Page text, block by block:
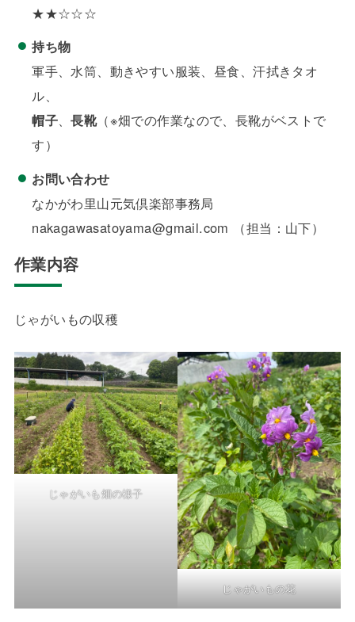
★★☆☆☆
持ち物
軍手、水筒、動きやすい服装、昼食、汗拭きタオ
ル、
帽子、長靴（※畑での作業なので、長靴がベストで
す）
お問い合わせ
なかがわ里山元気倶楽部事務局
nakagawasatoyama@gmail.com （担当：山下）
作業内容
じゃがいもの収穫
じゃがいも畑の様子
じゃがいもの花